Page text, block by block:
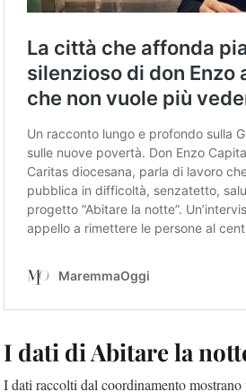
I dati di Abitare la
I dati raccolti dal coordinamento mostrano